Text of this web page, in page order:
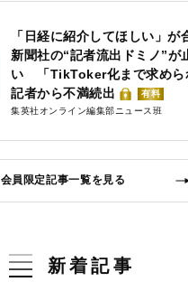
「日経に紹介してほしい」
新聞社の“記者流出ドミノ”が
い 「TikToker化まで求めら
記者から不満続出
有料
集英社オンライン編集部ニュース班
会員限定記事一覧を見る
新着記事